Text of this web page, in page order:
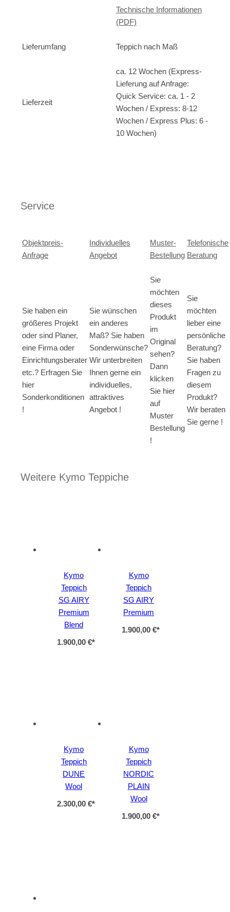
Technische Informationen
(PDF)
Lieferumfang Teppich nach Maß
Lieferzeit
ca. 12 Wochen (Express-
Lieferung auf Anfrage:
Quick Service: ca. 1 - 2
Wochen / Express: 8-12
Wochen / Express Plus: 6 -
10 Wochen)
Service
Objektpreis-
Anfrage
Individuelles
Angebot
Muster-
Bestellung
Telefonische
Beratung
Sie haben ein
größeres Projekt
oder sind Planer,
eine Firma oder
Einrichtungsberater
etc.? Erfragen Sie
hier
Sonderkonditionen
!
Sie wünschen
ein anderes
Maß? Sie haben
Sonderwünsche?
Wir unterbreiten
Ihnen gerne ein
individuelles,
attraktives
Angebot !
Sie
möchten
dieses
Produkt
im
Original
sehen?
Dann
klicken
Sie hier
auf
Muster
Bestellung
!
Sie
möchten
lieber eine
persönliche
Beratung?
Sie haben
Fragen zu
diesem
Produkt?
Wir beraten
Sie gerne !
Weitere Kymo Teppiche
Kymo
Teppich
SG AIRY
Premium
Blend
1.900,00 €*
Kymo
Teppich
SG AIRY
Premium
1.900,00 €*
Kymo
Teppich
DUNE
Wool
2.300,00 €*
Kymo
Teppich
NORDIC
PLAIN
Wool
1.900,00 €*